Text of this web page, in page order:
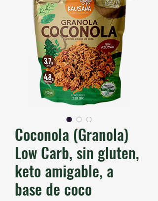
Coconola (Granola)
Low Carb, sin gluten,
keto amigable, a
base de coco